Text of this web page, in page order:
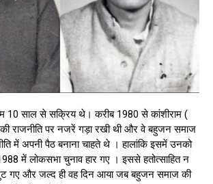
10 साल से सक्रिय थे। करीब 1980 से कांशीराम (
राजनीति पर नजरें गड़ा रखी थी और वे बहुजन समाज
में अपनी पैठ बनाना चाहते थे । हालांकि इसमें उनको
में लोकसभा चुनाव हार गए । इससे हतोत्साहित न
गए और जल्द ही वह दिन आया जब बहुजन समाज की